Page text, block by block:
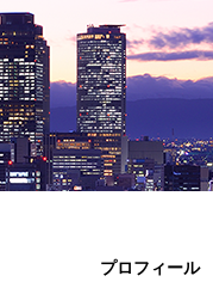
プロフィール